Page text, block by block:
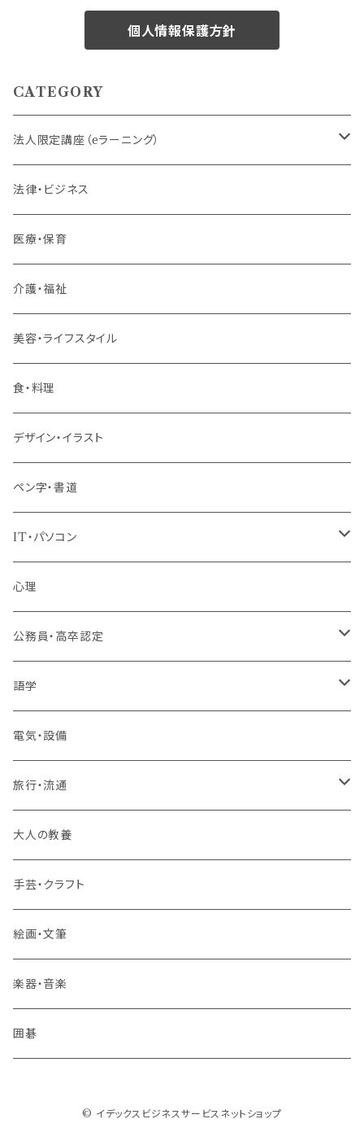
個人情報保護方針
CATEGORY
法人限定講座（eラーニング）
内定者・新入社員
若手社員・中堅社員
リーダー（主任・係長）
管理職
階層共通
パッケージプラン
法律・ビジネス
医療・保育
介護・福祉
美容・ライフスタイル
食・料理
デザイン・イラスト
ペン字・書道
IT・パソコン
MOS（ﾏｲｸﾛｿﾌﾄｵﾌｨｽｽﾍﾟｼｬﾘｽﾄ）講座
プログラミング・Web制作入門講座
1コース受講
2コースまとめて受講
その他 IT・パソコン
心理
公務員・高卒認定
高卒認定講座
大卒公務員受験対策講座
語学
TOEIC®L&Rテスト対策講座
その他 語学
電気・設備
旅行・流通
旅行業務取扱管理者講座
その他 旅行・流通
大人の教養
手芸・クラフト
絵画・文筆
楽器・音楽
囲碁
© イデックスビジネスサービスネットショップ